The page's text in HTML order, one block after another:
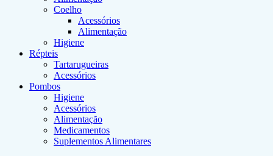
Coelho
Acessórios
Alimentação
Higiene
Répteis
Tartarugueiras
Acessórios
Pombos
Higiene
Acessórios
Alimentação
Medicamentos
Suplementos Alimentares